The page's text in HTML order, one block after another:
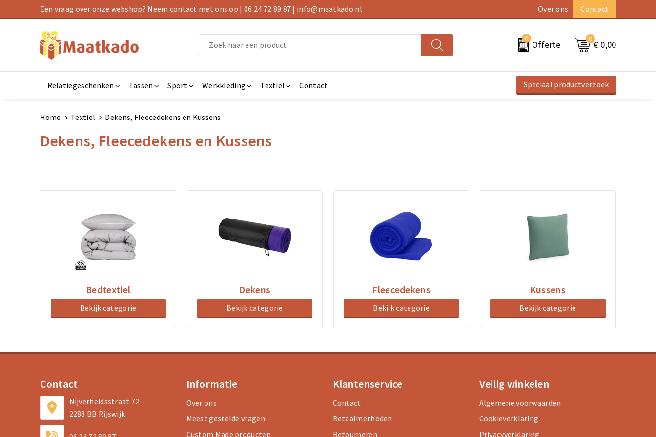
Een vraag over onze webshop? Neem contact met ons op | 06 24 72 89 87 | info@maatkado.nl Over ons Contact
0
Offerte
0
€ 0,00
Relatiegeschenken Tassen Sport Werkkleding Textiel Contact Speciaal productverzoek
Home Textiel Dekens, Fleecedekens en Kussens
Dekens, Fleecedekens en Kussens
Bedtextiel
Bekijk categorie
Dekens
Bekijk categorie
Fleecedekens
Bekijk categorie
Kussens
Bekijk categorie
Contact
Nijverheidsstraat 72
2288 BB Rijswijk
Informatie
Over ons
Meest gestelde vragen
Custom Made producten
Klantenservice
Contact
Betaalmethoden
Retourneren
Veilig winkelen
Algemene voorwaarden
Cookieverklaring
Privacyverklaring